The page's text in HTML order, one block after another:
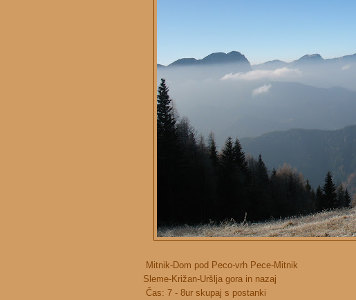
Mitnik-Dom pod Peco-vrh Pece-Mitnik
Sleme-Križan-Uršlja gora in nazaj
Čas: 7 - 8ur skupaj s postanki